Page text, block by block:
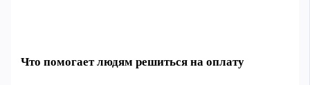
Что помогает людям решиться на оплату